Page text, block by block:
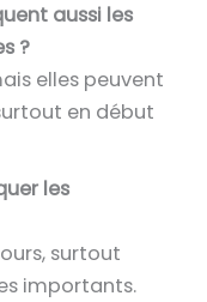
aussi les
?
elles peuvent
en début
les
surtout
importants.